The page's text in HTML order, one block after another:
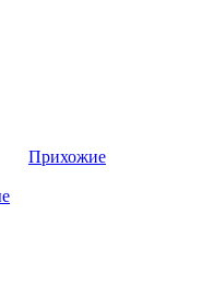
Прихожие